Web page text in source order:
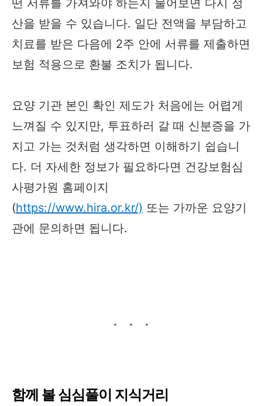
떤 서류를 가져와야 하는지 물어보면 다시 정
산을 받을 수 있습니다. 일단 전액을 부담하고
치료를 받은 다음에 2주 안에 서류를 제출하면
보험 적용으로 환불 조치가 됩니다.
요양 기관 본인 확인 제도가 처음에는 어렵게
느껴질 수 있지만, 투표하러 갈 때 신분증을 가
지고 가는 것처럼 생각하면 이해하기 쉽습니
다. 더 자세한 정보가 필요하다면 건강보험심
사평가원 홈페이지
(https://www.hira.or.kr/) 또는 가까운 요양기
관에 문의하면 됩니다.
함께 볼 심심풀이 지식거리